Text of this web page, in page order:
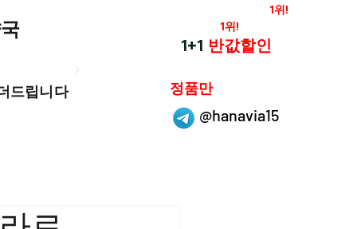
드립니다
@hanavia15
1위!
1위!
1+1 반값할인
정품만